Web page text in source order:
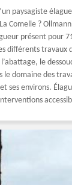
paysagiste
Comelle ?
présent pour
différents travaux
le
le domaine des
ses environs.